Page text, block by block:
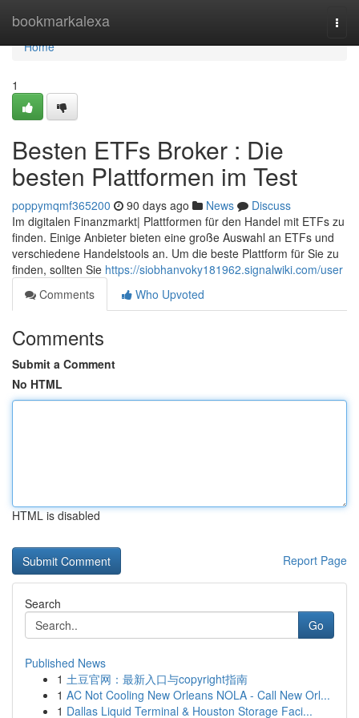
bookmarkalexa
Home
Home
1
Besten ETFs Broker : Die
besten Plattformen im Test
poppymqmf365200 90 days ago News
Discuss
Im digitalen Finanzmarkt| Plattformen für den Handel mit ETFs zu
finden. Einige Anbieter bieten eine große Auswahl an ETFs und
verschiedene Handelstools an. Um die beste Plattform für Sie zu
finden, sollten Sie https://siobhanvoky181962.signalwiki.com/user
Comments
Who Upvoted
Comments
Submit a Comment
No HTML
HTML is disabled
Report Page
Search
Go
Published News
1 土豆官网：最新入口与copyright指南
1 AC Not Cooling New Orleans NOLA - Call New Orl...
1 Dallas Liquid Terminal & Houston Storage Faci...